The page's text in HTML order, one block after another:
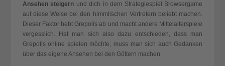
Ansehen steigern und dich in dem Strategiespiel Browsergame
auf diese Weise bei den himmlischen Vertretern beliebt machen.
Dieser Faktor hebt Grepolis ab und macht andere Mittelalterspiele
vergesslich. Hat man sich also dazu entschieden, dass man
Grepolis online spielen möchte, muss man sich auch Gedanken
über das eigene Ansehen bei den Göttern machen.